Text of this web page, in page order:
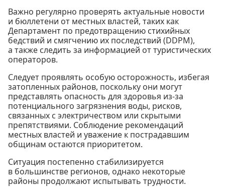
Важно регулярно проверять актуальные новости
и бюллетени от местных властей, таких как
Департамент по предотвращению стихийных
бедствий и смягчению их последствий (DDPM),
а также следить за информацией от туристических
операторов.
Следует проявлять особую осторожность, избегая
затопленных районов, поскольку они могут
представлять опасность для здоровья из-за
потенциального загрязнения воды, рисков,
связанных с электричеством или скрытыми
препятствиями. Соблюдение рекомендаций
местных властей и уважение к пострадавшим
общинам остаются приоритетом.
Ситуация постепенно стабилизируется
в большинстве регионов, однако некоторые
районы продолжают испытывать трудности.